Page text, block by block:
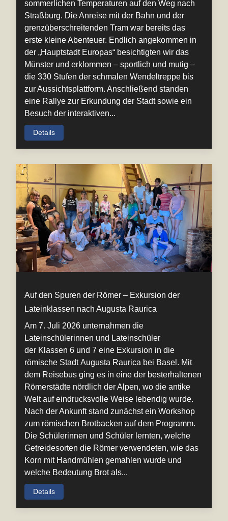
sommerlichen Temperaturen auf den Weg nach
Straßburg. Die Anreise mit der Bahn und der
grenzüberschreitenden Tram war bereits das
erste kleine Abenteuer. Endlich angekommen in
der „Hauptstadt Europas“ besichtigten wir das
Münster und erklommen – sportlich und mutig –
die 330 Stufen der schmalen Wendeltreppe bis
zur Aussichtsplattform. Anschließend standen
eine Rallye zur Erkundung der Stadt sowie ein
Besuch der interaktiven...
Details
Auf den Spuren der Römer – Exkursion der
Lateinklassen nach Augusta Raurica
Am 7. Juli 2026 unternahmen die
Lateinschülerinnen und Lateinschüler
der Klassen 6 und 7 eine Exkursion in die
römische Stadt Augusta Raurica bei Basel. Mit
dem Reisebus ging es in eine der besterhaltenen
Römerstädte nördlich der Alpen, wo die antike
Welt auf eindrucksvolle Weise lebendig wurde.
Nach der Ankunft stand zunächst ein Workshop
zum römischen Brotbacken auf dem Programm.
Die Schülerinnen und Schüler lernten, welche
Getreidesorten die Römer verwendeten, wie das
Korn mit Handmühlen gemahlen wurde und
welche Bedeutung Brot als...
Details